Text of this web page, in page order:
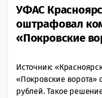
УФАС
оштрафовал
«Покровские
Источник:
«Покровские ворота»
рублей. Такое